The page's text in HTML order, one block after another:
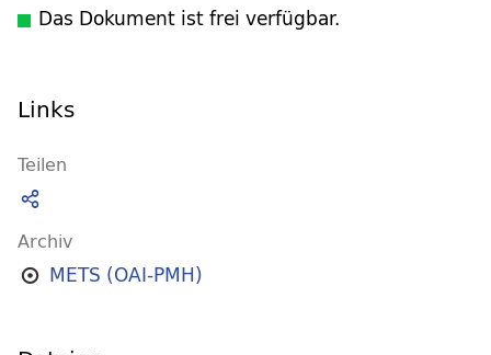
Das Dokument ist frei verfügbar.
Links
Teilen
Archiv
METS (OAI-PMH)